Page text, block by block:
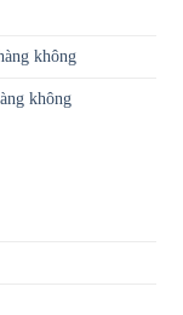
không
không